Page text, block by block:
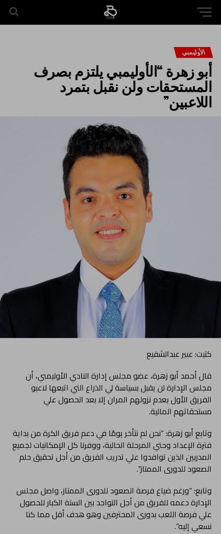
الأوليمبي
أبو زهرة “الأوليمبي يلتزم بصرف
المستحقات ولن نقبل بتمرد
اللاعبين”
كتبت: عبير عبدالشفيع
قال أحمد أبو زهرة، عضو مجلس إدارة النادي الأوليمبي، أن
مجلس الإدارة لن يقبل بسياسة لي الذراع التي اتبعها لاعبو
الفريق الأول بعدم نزولهم المران إلا بعد الحصول علي
مستحقاتهم المالية.
وتابع أبو زهرة: “نحن لم نتأخر يومًا في دعم فريق الكرة من بداية
فترة الإعداد وحتي المرحلة الحالية، ووفرنا كل الإمكانيات لجميع
المدربين الذين توافدوا علي تدريب الفريق من أجل تحقيق حلم
الصعود للدورى الممتاز”.
وتابع: “ورغم ضياع فرصة الصعود للدورى الممتاز، واصل مجلس
الإدارة دعمه للفريق من أجل التواجد بين الستة الكبار للحصول
علي فرصة اللعب بدورى المحترفين وهو هدف أقل مما كنا
نسعي إليه”.